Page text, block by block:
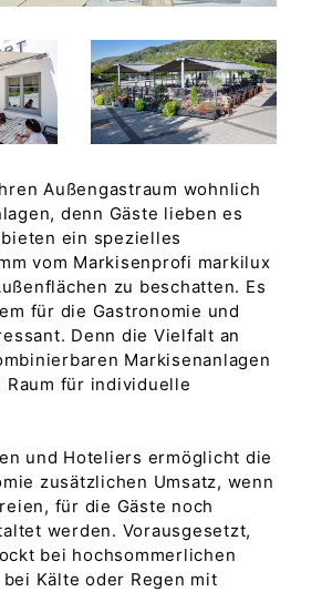
Außengastraum wohnlich
denn Gäste lieben es
ein spezielles
vom Markisenprofi markilux
zu beschatten. Es
für die Gastronomie und
Denn die Vielfalt an
Markisenanlagen
für individuelle
und Hoteliers ermöglicht die
zusätzlichen Umsatz, wenn
für die Gäste noch
werden. Vorausgesetzt,
bei hochsommerlichen
Kälte oder Regen mit